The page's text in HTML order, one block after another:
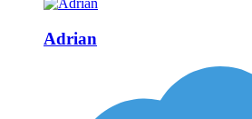
Adrian